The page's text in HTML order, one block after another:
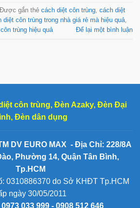
Được gắn thẻ cách diệt côn trùng, cách diệt
diệt côn trùng trong nhà giá rẻ mà hiệu quả,
trùng hiệu quả Để lại một bình luận
côn trùng, Đèn Azaky, Đèn Đại
, Đèn dân dụng
DV EURO MAX - Địa Chỉ: 228/8A
Phường 14, Quận Tân Bình,
Tp.HCM
0310886370 do Sở KHĐT Tp.HCM
ngày 30/05/2011
0973 033 999 - 0908 512 646